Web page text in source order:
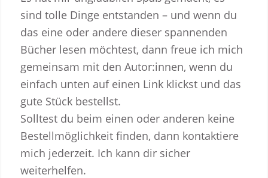
sind tolle Dinge entstanden – und wenn du
das eine oder andere dieser spannenden
Bücher lesen möchtest, dann freue ich mich
gemeinsam mit den Autor:innen, wenn du
einfach unten auf einen Link klickst und das
gute Stück bestellst.
Solltest du beim einen oder anderen keine
Bestellmöglichkeit finden, dann kontaktiere
mich jederzeit. Ich kann dir sicher
weiterhelfen.